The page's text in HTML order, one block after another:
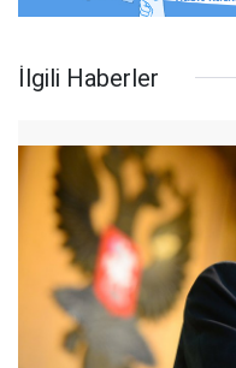
İlgili Haberler